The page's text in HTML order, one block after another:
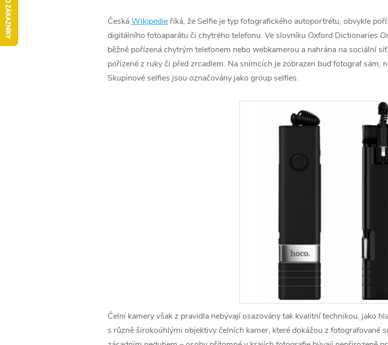
ČeskáWikipedieříká, že Selfie je typ fotografického autoportrétu, obvykle
digitálního fotoaparátu či chytrého telefonu. Ve slovníku Oxford Dictionaries
běžně pořízená chytrým telefonem nebo webkamerou a nahrána na sociální
pořízené z ruky či před zrcadlem. Na snímcích je zobrazen buď fotograf sám,
Skupinové selfies jsou označovány jako group selfies.
Čelní kamery však z pravidla nebývají osazovány tak kvalitní technikou, jako
s různě širokoúhlými objektivy čelních kamer, které dokážou z fotografované